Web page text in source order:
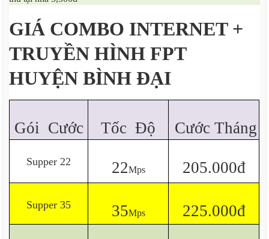
GIÁ COMBO INTERNET +
TRUYỀN HÌNH FPT
HUYỆN BÌNH ĐẠI
Gói Cước Tốc Độ Cước Tháng
Supper 22 22Mps 205.000đ
Supper 35 35Mps 225.000đ